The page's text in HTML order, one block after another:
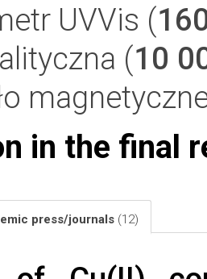
UVVis (
(10
in the final
press/journals (12)